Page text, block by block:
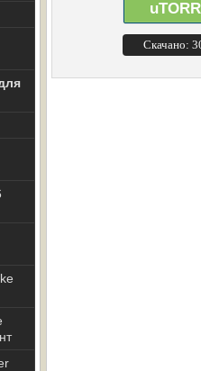
Скачано: